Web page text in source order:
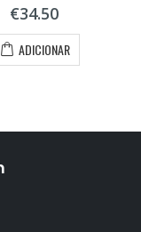
out of 5
€34.50
ADICIONAR